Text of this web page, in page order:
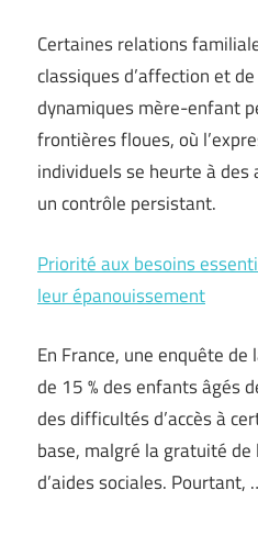
Certaines relations
classiques d’affection et
dynamiques mère-enfant
frontières floues, où
individuels se heurte à
un contrôle persistant.
Priorité aux besoins
leur épanouissement
En France, une enquête de
de 15 % des enfants âgés
des difficultés d’accès à
base, malgré la gratuité de
d’aides sociales. Pourtant,